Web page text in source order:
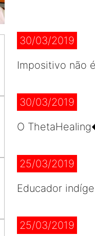
30/03/2019
Impositivo não
30/03/2019
O
25/03/2019
Educador
25/03/2019